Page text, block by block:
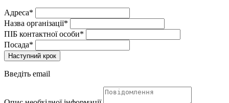
Адреса*
Назва організації*
ПІБ контактної особи*
Посада*
Наступний крок
Введіть email